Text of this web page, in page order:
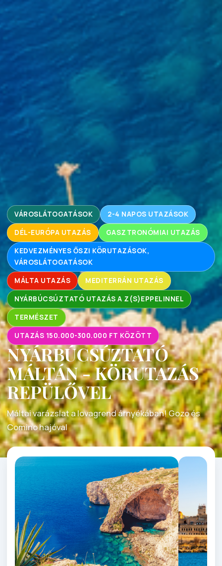
VÁROSLÁTOGATÁSOK 2-4 NAPOS UTAZÁSOK
DÉL-EURÓPA UTAZÁS GASZTRONÓMIAI UTAZÁS
KEDVEZMÉNYES ŐSZI KÖRUTAZÁSOK,
VÁROSLÁTOGATÁSOK
MÁLTA UTAZÁS MEDITERRÁN UTAZÁS
NYÁRBÚCSÚZTATÓ UTAZÁS A Z(S)EPPELINNEL
TERMÉSZET
UTAZÁS 150.000-300.000 FT KÖZÖTT
NYÁRBÚCSÚZTATÓ
MÁLTÁN - KÖRUTAZÁS
REPÜLŐVEL
Máltai varázslat a lovagrend árnyékában! Gozo és
Comino hajóval